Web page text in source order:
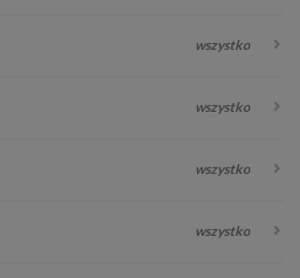
wszystko
wszystko
wszystko
wszystko